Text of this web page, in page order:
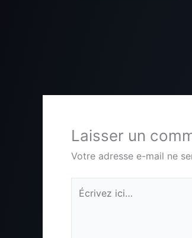
Laisser un
Votre adresse e-mail ne
Écrivez
ici…